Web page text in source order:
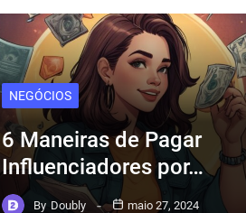
NEGÓCIOS
6 Maneiras de Pagar
Influenciadores por…
By Doubly maio 27, 2024